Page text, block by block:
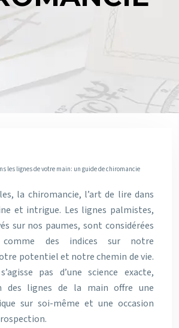
les lignes de votre main: un guide de chiromancie
la chiromancie, l’art de lire dans
et intrigue. Les lignes palmistes,
sur nos paumes, sont considérées
des indices sur notre
potentiel et notre chemin de vie.
pas d’une science exacte,
des lignes de la main offre une
sur soi-même et une occasion